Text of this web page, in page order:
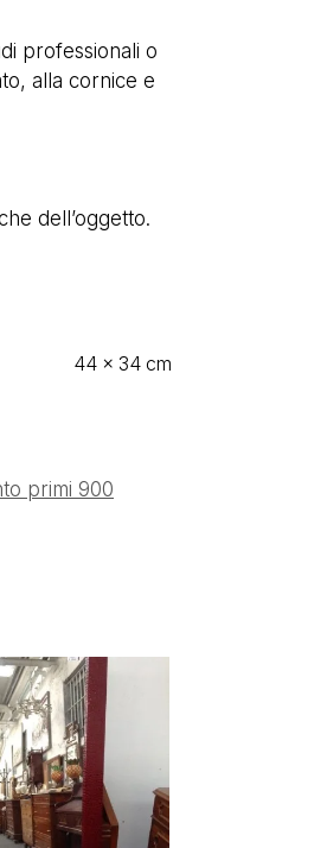
professionali o
alla cornice e
dell’oggetto.
44 × 34 cm
primi 900